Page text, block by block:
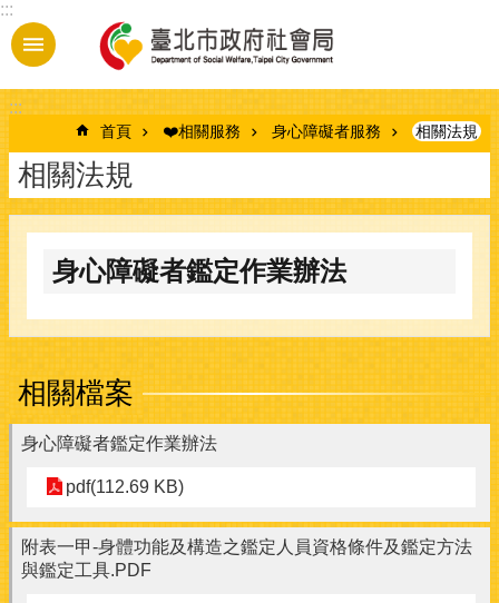
跳到主要內容區塊
:::
:::
首頁 ❤️相關服務 身心障礙者服務 相關法規
相關法規
身心障礙者鑑定作業辦法
相關檔案
身心障礙者鑑定作業辦法
pdf(112.69 KB)
附表一甲-身體功能及構造之鑑定人員資格條件及鑑定方法
與鑑定工具.PDF